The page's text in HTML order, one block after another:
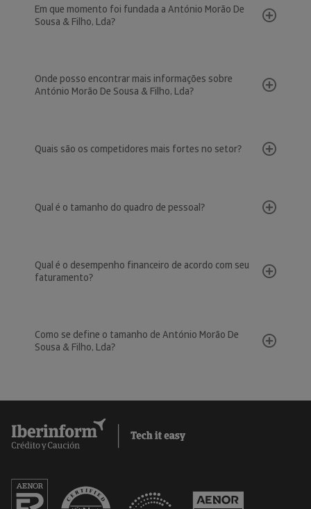
Em que momento foi fundada a António Morão De
Sousa & Filho, Lda?
Onde posso encontrar mais informações sobre
António Morão De Sousa & Filho, Lda?
Quais são os competidores mais fortes no setor?
Qual é o tamanho do quadro de pessoal?
Qual é o desempenho financeiro de acordo com seu
faturamento?
Como se define o tamanho de António Morão De
Sousa & Filho, Lda?